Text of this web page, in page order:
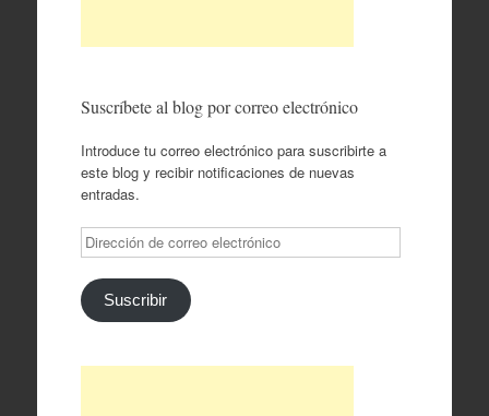
Suscríbete al blog por correo electrónico
Introduce tu correo electrónico para suscribirte a
este blog y recibir notificaciones de nuevas
entradas.
Dirección
de
correo
electrónico
Suscribir